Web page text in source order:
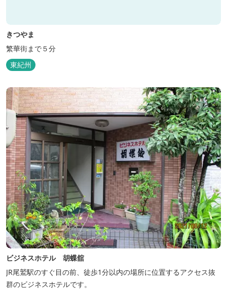
きつやま
繁華街まで５分
東紀州
ビジネスホテル 胡蝶舘
JR尾鷲駅のすぐ目の前、徒歩1分以内の場所に位置するアクセス抜
群のビジネスホテルです。